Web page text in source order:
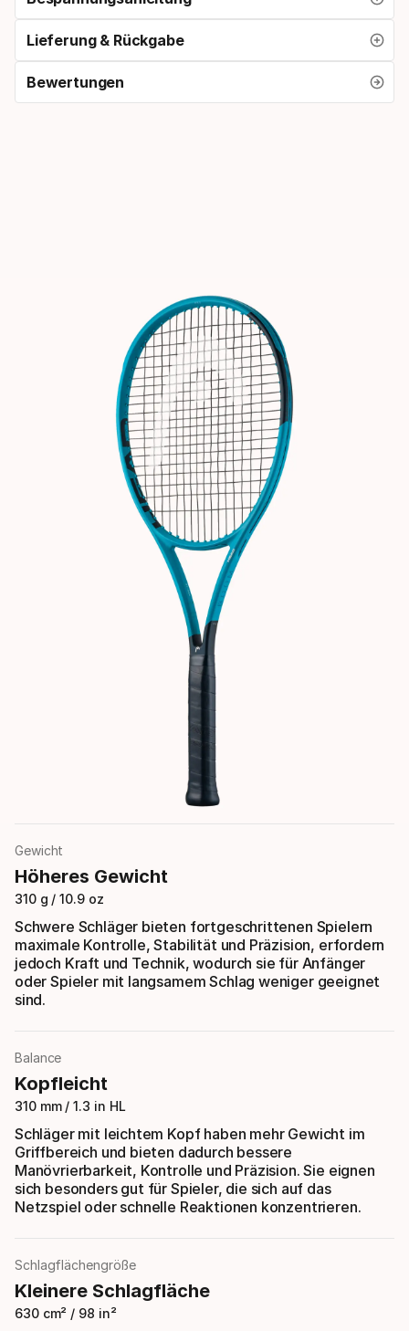
Lieferung & Rückgabe
Bewertungen
Gewicht
Höheres Gewicht
310 g / 10.9 oz
Schwere Schläger bieten fortgeschrittenen Spielern
maximale Kontrolle, Stabilität und Präzision, erfordern
jedoch Kraft und Technik, wodurch sie für Anfänger
oder Spieler mit langsamem Schlag weniger geeignet
sind.
Balance
Kopfleicht
310 mm / 1.3 in HL
Schläger mit leichtem Kopf haben mehr Gewicht im
Griffbereich und bieten dadurch bessere
Manövrierbarkeit, Kontrolle und Präzision. Sie eignen
sich besonders gut für Spieler, die sich auf das
Netzspiel oder schnelle Reaktionen konzentrieren.
Schlagflächengröße
Kleinere Schlagfläche
630 cm² / 98 in²